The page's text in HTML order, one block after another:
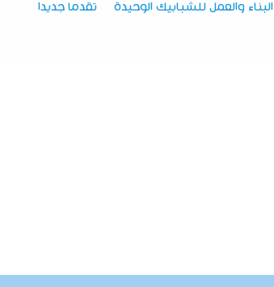
البناء والعمل للشبابيك الوحيدة
تقدما جديدا